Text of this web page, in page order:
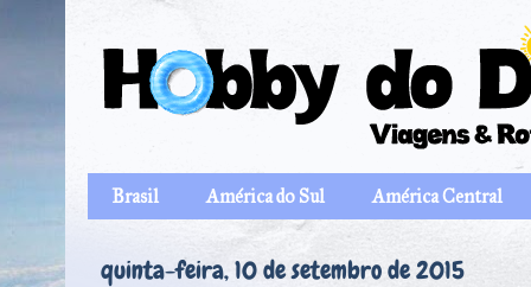
Brasil América do Sul América Central
quinta-feira, 10 de setembro de 2015